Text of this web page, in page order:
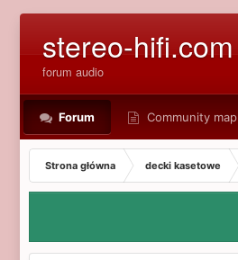
stereo-hifi.com
forum audio
Forum Community map
Strona główna decki kasetowe